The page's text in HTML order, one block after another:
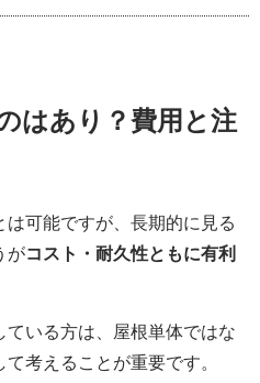
はあり？費用と注
可能ですが、長期的に見る
がコスト・耐久性ともに有利
いる方は、屋根単体ではな
考えることが重要です。